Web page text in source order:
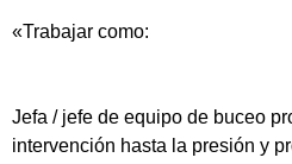
«Trabajar como:
Jefa / jefe de equipo de buceo
intervención hasta la presión y